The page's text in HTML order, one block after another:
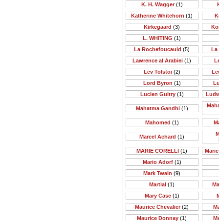
K. H. Wagger(1)
Katherine Whitehorn (1)
Kirkegaard (3)
L. WHITING (1)
La Rochefoucauld (5)
La
Lawrence al Arabiei (1)
Lev Tolstoi(2)
Lord Byron (1)
Lucien Guitry(1)
Mahatma Gandhi(1)
Mahomed (1)
Marcel Achard (1)
MARIE CORELLI (1)
Mario Adorf(1)
Mark Twain (9)
Martial (1)
Mary Case(1)
Maurice Chevalier (2)
Maurice Donnay (1)